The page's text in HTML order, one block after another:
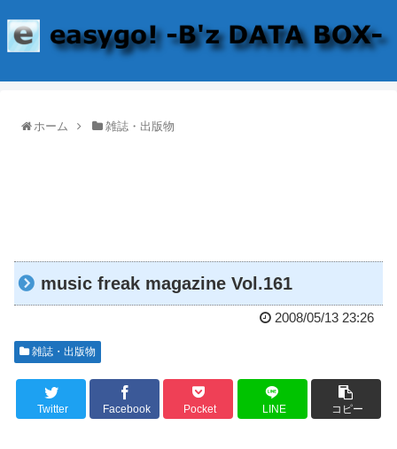
ホーム 雑誌・出版物
music freak magazine Vol.161
2008/05/13 23:26
雑誌・出版物
Twitter Facebook Pocket LINE コピー